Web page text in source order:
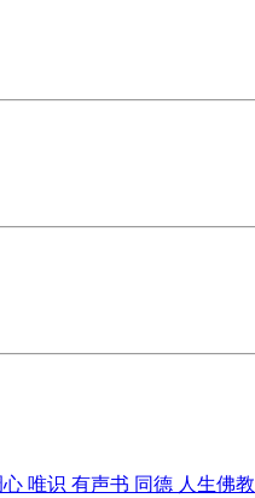
心 唯识 有声书 同德 人生佛教